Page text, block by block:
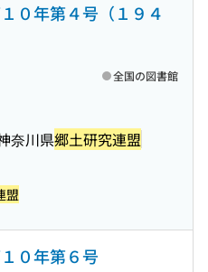
０年第４号（１９４
奈川県郷土研究連盟
全国の図書館
盟
０年第６号